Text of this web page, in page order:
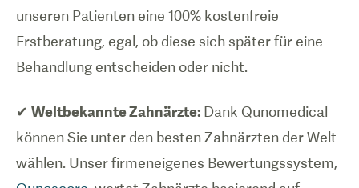
unseren Patienten eine 100% kostenfreie
Erstberatung, egal, ob diese sich später für eine
Behandlung entscheiden oder nicht.
✔ Weltbekannte Zahnärzte: Dank Qunomedical
können Sie unter den besten Zahnärzten der Welt
wählen. Unser firmeneigenes Bewertungssystem,